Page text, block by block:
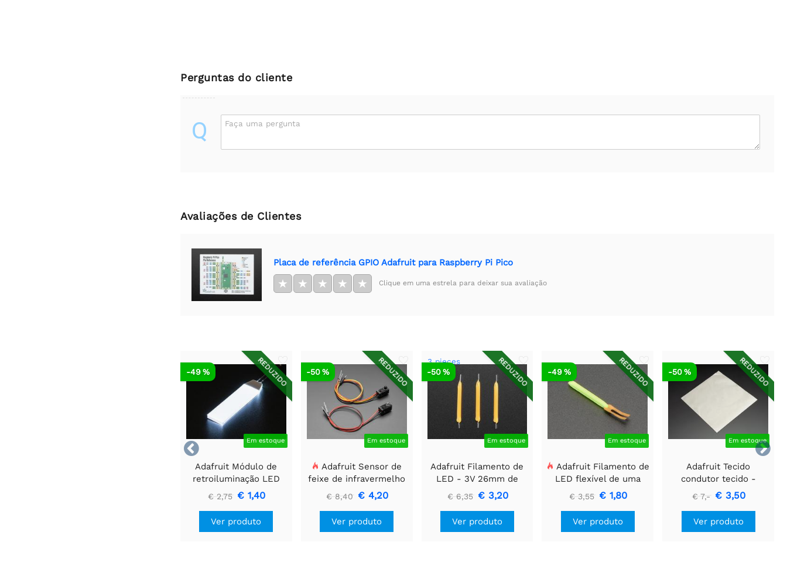
Perguntas do cliente
Q Faça uma pergunta
Avaliações de Clientes
Placa de referência GPIO Adafruit para Raspberry Pi Pico
★ ★ ★ ★ ★ Clique em uma estrela para deixar sua avaliação


REDUZIDO
Em estoque
-49 %
Adafruit Módulo de
retroiluminação LED
branco - Pequeno 12
mm x 40 mm
€ 2,75 € 1,40
Ver produto
REDUZIDO
Em estoque
-50 %
Adafruit Sensor de
feixe de infravermelho
com extremidades de
cabeçalho de fio
premium - LEDs de 5
mm
€ 8,40 € 4,20
Ver produto
REDUZIDO
3 pieces
Em estoque
-50 %
Adafruit Filamento de
LED - 3V 26mm de
comprimento - Branco
Quente (Pacote com 3)
€ 6,35 € 3,20
Ver produto
REDUZIDO
Em estoque
-49 %
Adafruit Filamento de
LED flexível de uma
ponta só - 3V 25mm de
comprimento - Verde
€ 3,55 € 1,80
Ver produto
REDUZIDO
Em estoque
-50 %
Adafruit Tecido
condutor tecido -
quadrado de 20 cm
€ 7,- € 3,50
Ver produto